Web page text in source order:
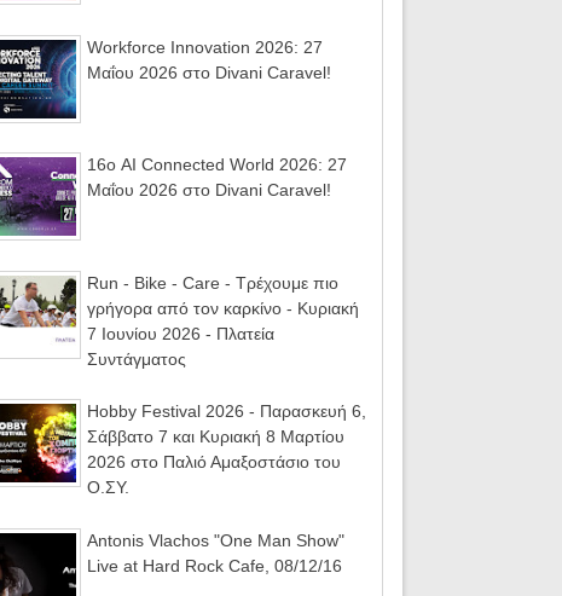
Workforce Innovation 2026: 27
Μαΐου 2026 στο Divani Caravel!
16ο AI Connected World 2026: 27
Μαΐου 2026 στο Divani Caravel!
Run - Bike - Care - Τρέχουμε πιο
γρήγορα από τον καρκίνο - Κυριακή
7 Ιουνίου 2026 - Πλατεία
Συντάγματος
Hobby Festival 2026 - Παρασκευή 6,
Σάββατο 7 και Κυριακή 8 Μαρτίου
2026 στο Παλιό Αμαξοστάσιο του
Ο.ΣΥ.
Antonis Vlachos "One Man Show"
Live at Hard Rock Cafe, 08/12/16